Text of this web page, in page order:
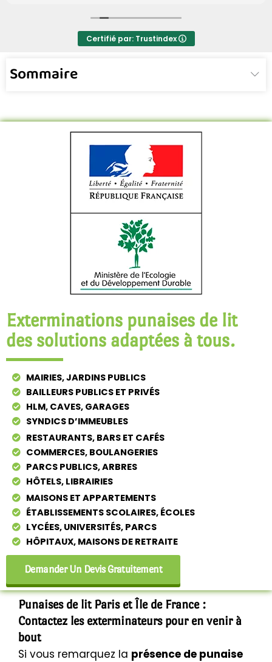
Certifié par: Trustindex
Sommaire
Exterminations punaises de lit
des solutions adaptées à tous.
MAIRIES, JARDINS PUBLICS
BAILLEURS PUBLICS ET PRIVÉS
HLM, CAVES, GARAGES
SYNDICS D’IMMEUBLES
RESTAURANTS, BARS ET CAFÉS
COMMERCES, BOULANGERIES
PARCS PUBLICS, ARBRES
HÔTELS, LIBRAIRIES
MAISONS ET APPARTEMENTS
ÉTABLISSEMENTS SCOLAIRES, ÉCOLES
LYCÉES, UNIVERSITÉS, PARCS
HÔPITAUX, MAISONS DE RETRAITE
Demander Un Devis Gratuitement
Punaises de lit Paris et Île de France :
Contactez les exterminateurs pour en venir à
bout
Si vous remarquez la présence de punaise